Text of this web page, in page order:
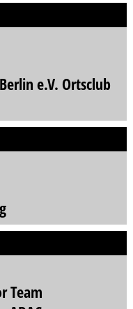
e.V. Ortsclub
Team